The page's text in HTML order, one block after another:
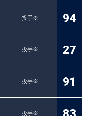
投手※
94
投手※
27
投手※
91
投手※